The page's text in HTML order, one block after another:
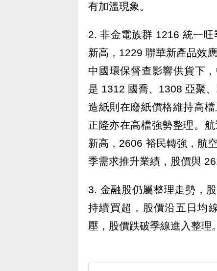
有加溫現象。
2. 非金電族群 1216 統一
新高，1229 聯華新產品效
中國環保督查影響供貨下
是 1312 國喬、1308 亞聚
造紙則在廢紙價格維持高
正隆亦在高檔強勢整理。
新高，2606 裕民轉強，航
季需求推升業績，股價與
3. 金融股仍屬整理走勢，
持續買超，股價沿五日均
壓，股價跌破季線進入整理。